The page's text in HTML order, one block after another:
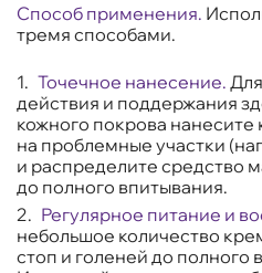
Способ применения.
тремя способами.
Точечное нанесение.
действия и поддержания
кожного покрова нанесите
на проблемные участки
и распределите средство
до полного впитывания.
Регулярное питание и
небольшое количество
стоп и голеней до полного